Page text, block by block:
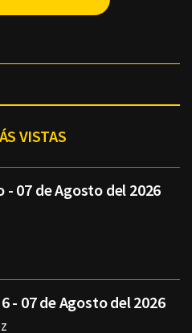
VISTAS
- 07 de Agosto del 2026
- 07 de Agosto del 2026